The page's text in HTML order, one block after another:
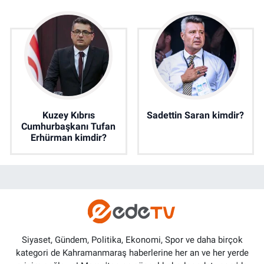
Kuzey Kıbrıs
Cumhurbaşkanı Tufan
Erhürman kimdir?
Sadettin Saran kimdir?
Siyaset, Gündem, Politika, Ekonomi, Spor ve daha birçok
kategori de Kahramanmaraş haberlerine her an ve her yerde